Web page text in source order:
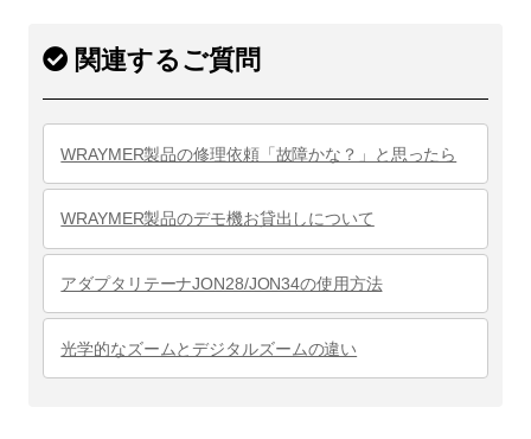
関連するご質問
WRAYMER製品の修理依頼「故障かな？」と思ったら
WRAYMER製品のデモ機お貸出しについて
アダプタリテーナJON28/JON34の使用方法
光学的なズームとデジタルズームの違い